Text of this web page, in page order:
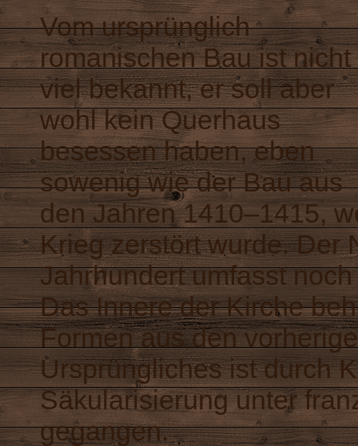
Vom ursprünglich
romanischen Bau ist nicht
viel bekannt, er soll aber
wohl kein Querhaus
besessen haben, eben
sowenig wie der Bau aus
den Jahren 1410–1415,
Krieg zerstört wurde. Der
Jahrhundert umfasst
Das Innere der Kirche
Formen aus den
Ursprüngliches ist durch
Säkularisierung unter
gegangen.